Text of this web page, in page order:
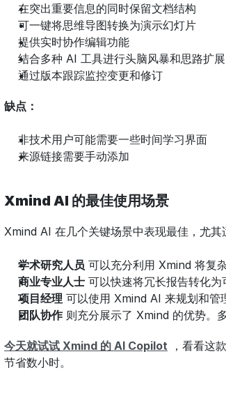
在突出重要信息的同时保留文档结构
可一键将思维导图转换为演示幻灯片
提供实时协作编辑功能
结合多种 AI 工具进行头脑风暴和思路扩展
通过版本跟踪监控变更和修订
缺点：
非技术用户可能需要一些时间学习界面
来源链接需要手动添加
Xmind AI 的最佳使用场景
Xmind AI 在几个关键场景中表现最佳，尤其
学术研究人员 可以充分利用 Xmind 将复
商业专业人士 可以快速将冗长报告转化为
项目经理 可以使用 Xmind AI 来规划和管
团队协作 则充分展示了 Xmind 的优势。
今天就试试 Xmind 的 AI Copilot ，看看这
节省数小时。